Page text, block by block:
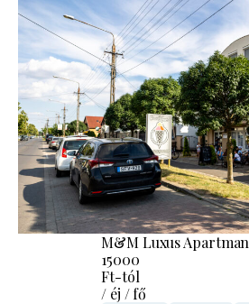
M&M Luxus Apartman
15000
Ft-tól
/ éj / fő